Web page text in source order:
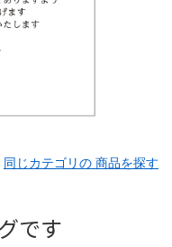
同じカテゴリの 商品を探す
です